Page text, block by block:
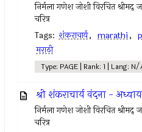
निर्मला गणेश जोशी विरचित श्रीमद्
चरित्र
Tags: शंकराचार्य, marathi,
मराठी
Type: PAGE | Rank: 1 | Lang: N/
श्री शंकराचार्य वंदना -
निर्मला गणेश जोशी विरचित श्रीमद्
चरित्र